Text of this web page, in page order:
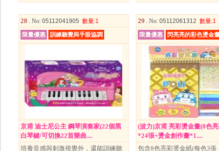
28 . No: 05112041905 數量:1
限量優惠
訓練聽覺與手眼協調
京甫 迪士尼公主 鋼琴演奏家(22個黑
白琴鍵/可切換22首樂曲....
培養音感與刺激視覺外，還能訓練聽
29 . No: 05112061312 數量:1
限量優惠
閃亮亮的彩色燙金
(波力)京甫 亮彩燙金畫(8色
*24張+燙金創作畫*1....
包含8色亮彩燙金紙(每色3張